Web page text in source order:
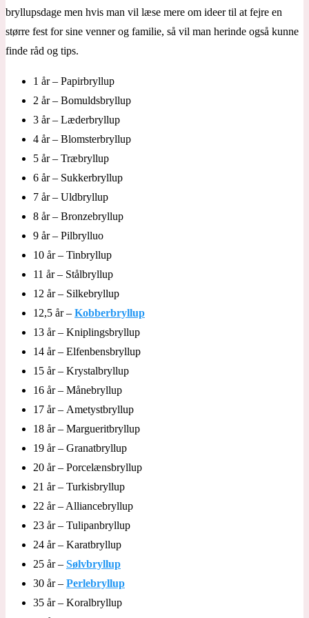
bryllupsdage men hvis man vil læse mere om ideer til at fejre en
større fest for sine venner og familie, så vil man herinde også kunne
finde råd og tips.
1 år – Papirbryllup
2 år – Bomuldsbryllup
3 år – Læderbryllup
4 år – Blomsterbryllup
5 år – Træbryllup
6 år – Sukkerbryllup
7 år – Uldbryllup
8 år – Bronzebryllup
9 år – Pilbrylluo
10 år – Tinbryllup
11 år – Stålbryllup
12 år – Silkebryllup
12,5 år – Kobberbryllup
13 år – Kniplingsbryllup
14 år – Elfenbensbryllup
15 år – Krystalbryllup
16 år – Månebryllup
17 år – Ametystbryllup
18 år – Margueritbryllup
19 år – Granatbryllup
20 år – Porcelænsbryllup
21 år – Turkisbryllup
22 år – Alliancebryllup
23 år – Tulipanbryllup
24 år – Karatbryllup
25 år – Sølvbryllup
30 år – Perlebryllup
35 år – Koralbryllup